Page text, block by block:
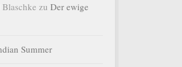
zu Der ewige
Summer